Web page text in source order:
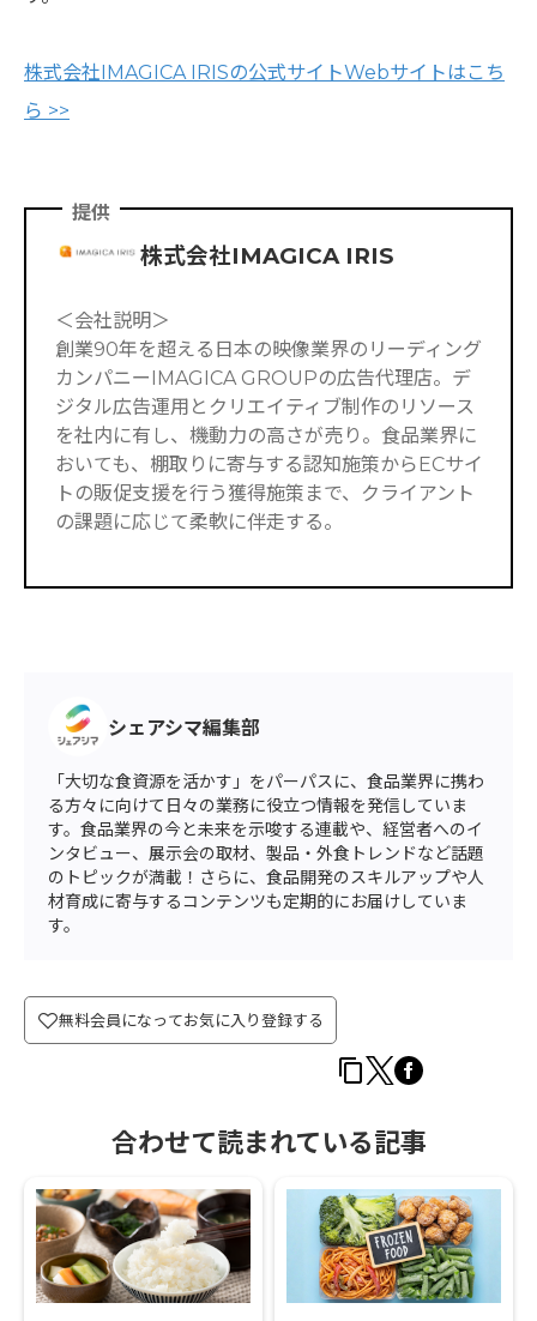
株式会社IMAGICA IRISの公式サイトWebサイトはこち
ら >>
提供
株式会社IMAGICA IRIS
＜会社説明＞
創業90年を超える日本の映像業界のリーディング
カンパニーIMAGICA GROUPの広告代理店。デ
ジタル広告運用とクリエイティブ制作のリソース
を社内に有し、機動力の高さが売り。食品業界に
おいても、棚取りに寄与する認知施策からECサイ
トの販促支援を行う獲得施策まで、クライアント
の課題に応じて柔軟に伴走する。
シェアシマ編集部
「大切な食資源を活かす」をパーパスに、食品業界に携わ
る方々に向けて日々の業務に役立つ情報を発信していま
す。食品業界の今と未来を示唆する連載や、経営者へのイ
ンタビュー、展示会の取材、製品・外食トレンドなど話題
のトピックが満載！さらに、食品開発のスキルアップや人
材育成に寄与するコンテンツも定期的にお届けしていま
す。
無料会員になってお気に入り登録する
合わせて読まれている記事